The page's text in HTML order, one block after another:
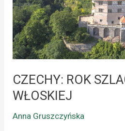
CZECHY: ROK
WŁOSKIEJ
Anna Gruszczyńska